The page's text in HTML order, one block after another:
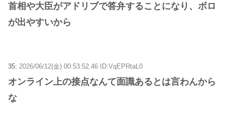
首相や大臣がアドリブで答弁することになり、ボロ
が出やすいから
35: 2026/06/12(金) 00:53:52.46 ID:VqEPRtaL0
オンライン上の接点なんて面識あるとは言わんから
な